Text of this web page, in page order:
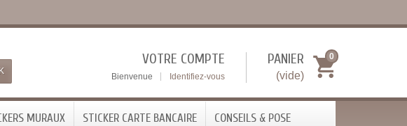
PANIER
(vide)
0
VOTRE COMPTE
Bienvenue Identifiez-vous
MURAUX STICKER CARTE BANCAIRE CONSEILS & POSE